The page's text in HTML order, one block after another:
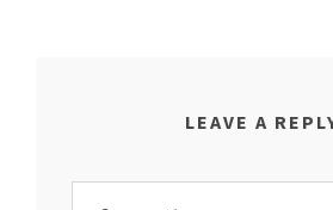
LEAVE A